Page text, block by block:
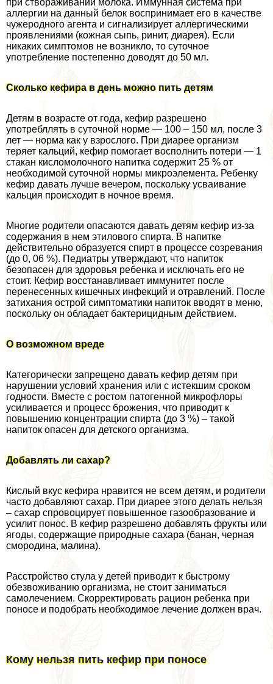
при створаживании молока. Иммунная система при
аллергии на данный белок воспринимает его в качестве
чужеродного агента и сигнализирует аллергическими
проявлениями (кожная сыпь, ринит, диарея). Если
никаких симптомов не возникло, то суточное
употрeбление постепенно доводят до 50 мл.
Сколько кефира в день можно пить детям
Детям в возрасте от года, кефир разрешено
употрeбллять в суточной норме — 100 – 150 мл, после 3
лет — норма как у взрослого. При диарее организм
теряет кальций, кефир помогает восполнить потери — 1
стакан кисломолочного напитка содержит 25 % от
необходимой суточной нормы микроэлемента. Ребенку
кефир давать лучше вечером, поскольку усваивание
кальция происходит в ночное время.
Многие родители опасаются давать детям кефир из-за
содержания в нем этилового спирта. В напитке
действительно образуется спирт в процессе созревания
(до 0, 06 %). Педиатры утверждают, что напиток
безопасен для здоровья ребенка и исключать его не
стоит. Кефир восстанавливает иммунитет после
перенесенных кишечных инфекций и отравлений. После
затихания острой симптоматики напиток вводят в меню,
поскольку он обладает бактерицидным действием.
О возможном вреде
Категорически запрещено давать кефир детям при
нарушении условий хранения или с истекшим сроком
годности. Вместе с ростом патогенной микрофлоры
усиливается и процесс брожения, что приводит к
повышению концентрации спирта (до 3 %) – такой
напиток опасен для детского организма.
Добавлять ли сахар?
Кислый вкус кефира нравится не всем детям, и родители
часто добавляют сахар. При диарее этого делать нельзя
– сахар спровоцирует повышенное газообразование и
усилит понос. В кефир разрешено добавлять фрукты или
ягоды, содержащие природные сахара (банан, черная
смородина, малина).
Расстройство стула у детей приводит к быстрому
обезвоживанию организма, не стоит заниматься
самолечением. Скорректировать рацион ребенка при
поносе и подобрать необходимое лечение должен врач.
Кому нельзя пить кефир при поносе